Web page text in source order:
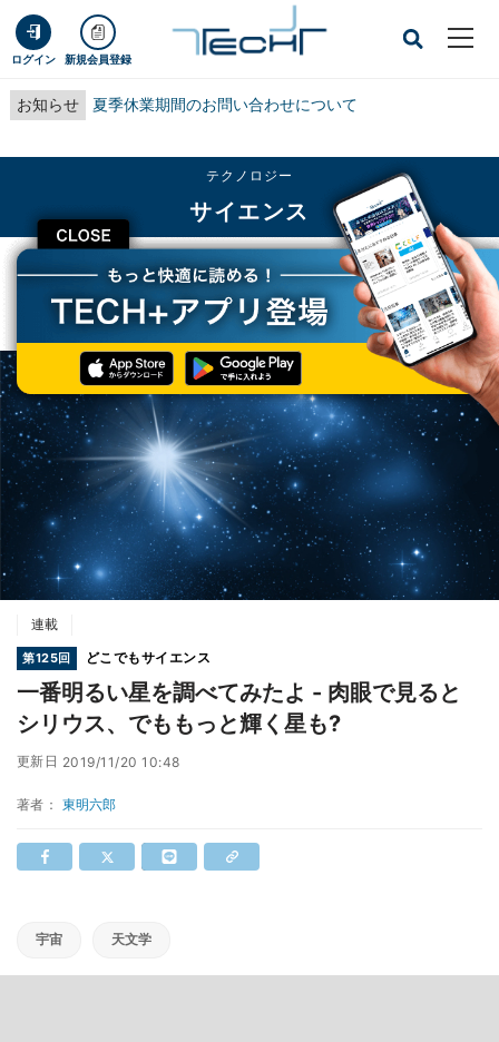
ログイン 新規会員登録
お知らせ 夏季休業期間のお問い合わせについて
CLOSE
テクノロジー
サイエンス
TECH+ テクノロジー
サイエンス
一番明るい星を調べてみたよ - 肉眼で見るとシリウス、でももっと輝く星も?
連載
第125回 どこでもサイエンス
一番明るい星を調べてみたよ - 肉眼で見ると
シリウス、でももっと輝く星も?
更新日 2019/11/20 10:48
著者： 東明六郎
宇宙 天文学